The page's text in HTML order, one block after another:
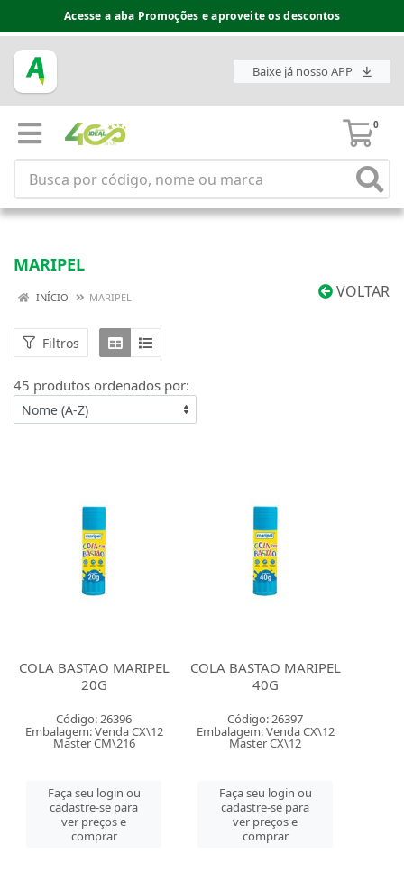
Acesse a aba Promoções e aproveite os descontos
Baixe já nosso APP
0
MARIPEL
VOLTAR
INÍCIO MARIPEL
Filtros
45 produtos ordenados por:
COLA BASTAO MARIPEL
20G
Código: 26396
Embalagem: Venda CX\12
Master CM\216
Faça seu login ou
cadastre-se para
ver preços e
comprar
COLA BASTAO MARIPEL
40G
Código: 26397
Embalagem: Venda CX\12
Master CX\12
Faça seu login ou
cadastre-se para
ver preços e
comprar